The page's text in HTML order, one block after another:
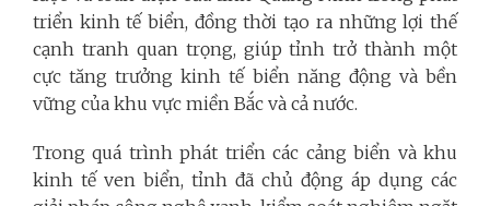
triển kinh tế biển, đồng thời tạo ra những lợi thế
cạnh tranh quan trọng, giúp tỉnh trở thành một
cực tăng trưởng kinh tế biển năng động và bền
vững của khu vực miền Bắc và cả nước.
Trong quá trình phát triển các cảng biển và khu
kinh tế ven biển, tỉnh đã chủ động áp dụng các